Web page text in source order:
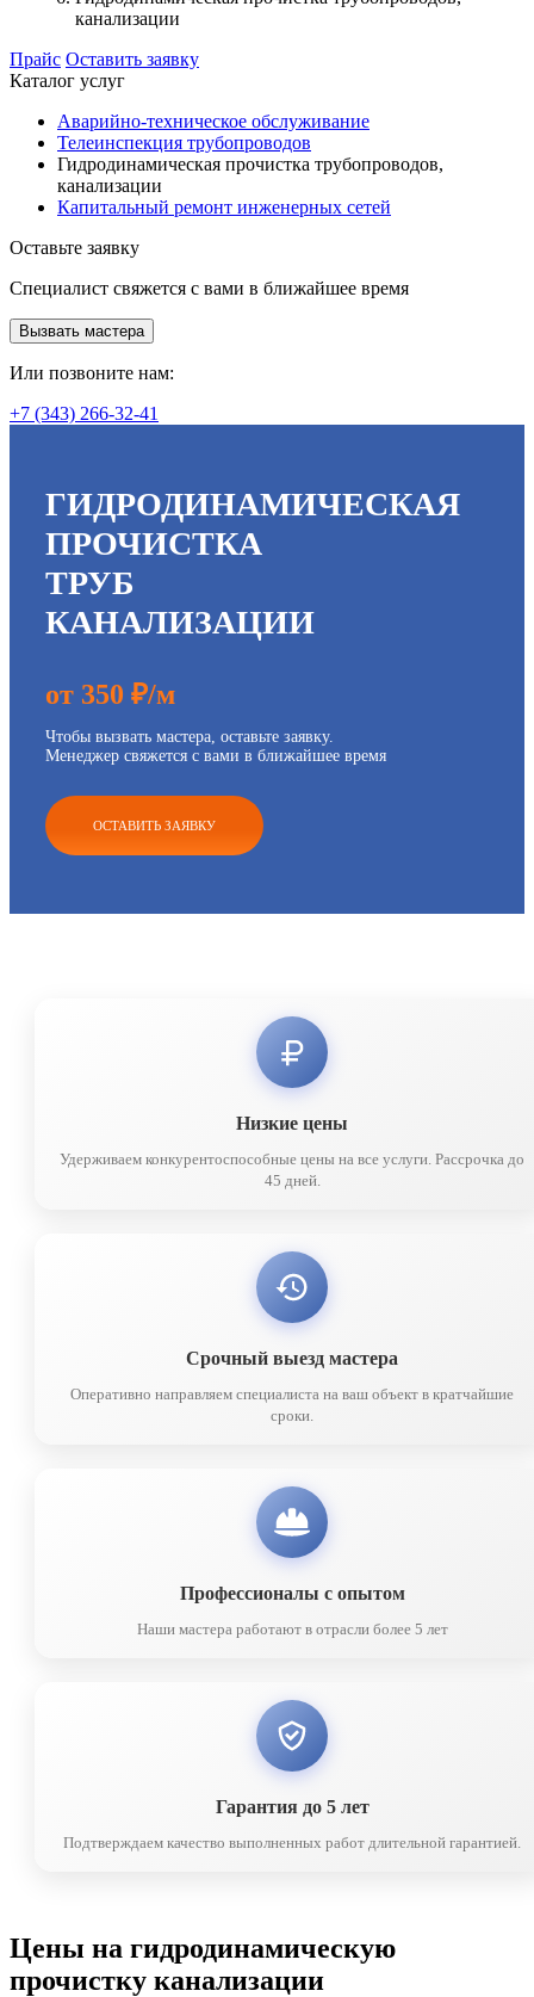
канализации
Прайс Оставить заявку
Каталог услуг
Аварийно-техническое обслуживание
Телеинспекция трубопроводов
Гидродинамическая прочистка трубопроводов,
канализации
Капитальный ремонт инженерных сетей
Оставьте заявку
Специалист свяжется с вами в ближайшее время
Вызвать мастера
Или позвоните нам:
+7 (343) 266-32-41
ГИДРОДИНАМИЧЕСКАЯ
ПРОЧИСТКА
ТРУБ
КАНАЛИЗАЦИИ
от 350 ₽/м
Чтобы вызвать мастера, оставьте заявку.
Менеджер свяжется с вами в ближайшее время
ОСТАВИТЬ ЗАЯВКУ
Низкие цены
Удерживаем конкурентоспособные цены на все услуги. Рассрочка до
45 дней.
Срочный выезд мастера
Оперативно направляем специалиста на ваш объект в кратчайшие
сроки.
Профессионалы с опытом
Наши мастера работают в отрасли более 5 лет
Гарантия до 5 лет
Подтверждаем качество выполненных работ длительной гарантией.
Цены на гидродинамическую
прочистку канализации